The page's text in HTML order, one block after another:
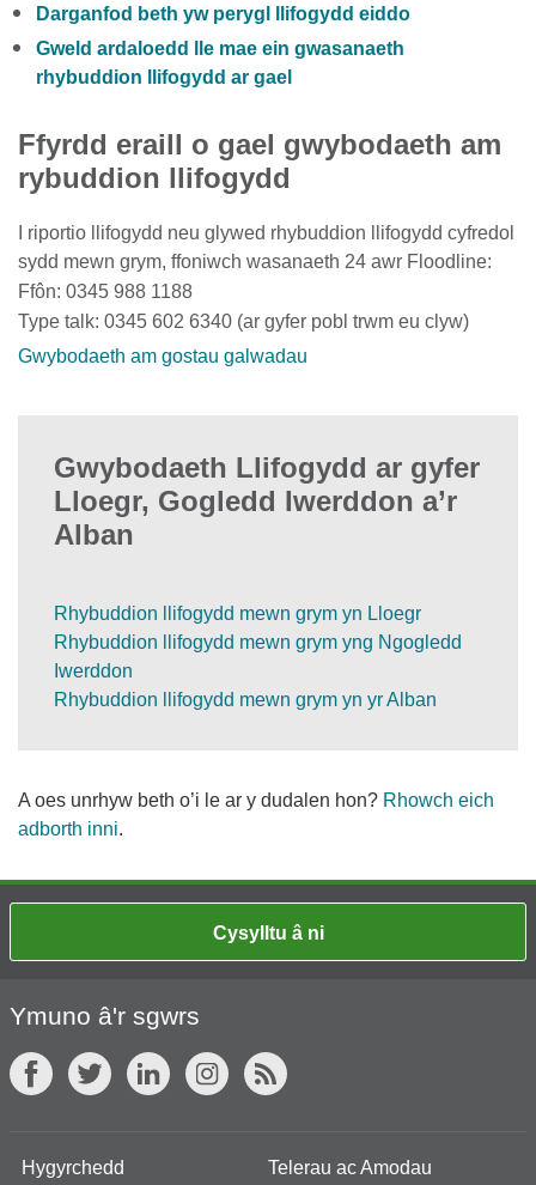
Darganfod beth yw perygl llifogydd eiddo
Gweld ardaloedd lle mae ein gwasanaeth
rhybuddion llifogydd ar gael
Ffyrdd eraill o gael gwybodaeth am
rybuddion llifogydd
I riportio llifogydd neu glywed rhybuddion llifogydd cyfredol
sydd mewn grym, ffoniwch wasanaeth 24 awr Floodline:
Ffôn: 0345 988 1188
Type talk: 0345 602 6340 (ar gyfer pobl trwm eu clyw)
Gwybodaeth am gostau galwadau
Gwybodaeth Llifogydd ar gyfer
Lloegr, Gogledd Iwerddon a’r
Alban
Rhybuddion llifogydd mewn grym yn Lloegr
Rhybuddion llifogydd mewn grym yng Ngogledd
Iwerddon
Rhybuddion llifogydd mewn grym yn yr Alban
A oes unrhyw beth o’i le ar y dudalen hon? Rhowch eich
adborth inni.
Cysylltu â ni
Ymuno â'r sgwrs
Hygyrchedd Telerau ac Amodau